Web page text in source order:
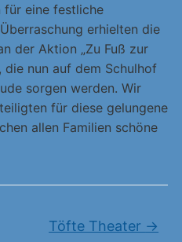
für eine festliche
erhielten die
der Aktion „Zu Fuß zur
die nun auf dem Schulhof
sorgen werden. Wir
für diese gelungene
allen Familien schöne
Töfte Theater →